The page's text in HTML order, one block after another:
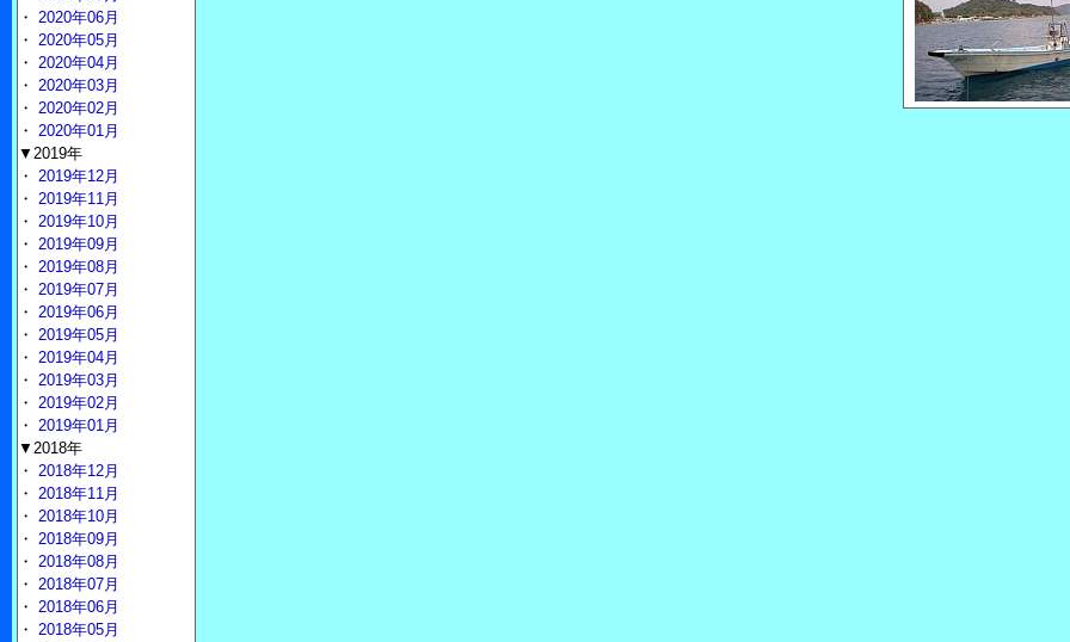
・ 2020年06月
・ 2020年05月
・ 2020年04月
・ 2020年03月
・ 2020年02月
・ 2020年01月
▼2019年
・ 2019年12月
・ 2019年11月
・ 2019年10月
・ 2019年09月
・ 2019年08月
・ 2019年07月
・ 2019年06月
・ 2019年05月
・ 2019年04月
・ 2019年03月
・ 2019年02月
・ 2019年01月
▼2018年
・ 2018年12月
・ 2018年11月
・ 2018年10月
・ 2018年09月
・ 2018年08月
・ 2018年07月
・ 2018年06月
・ 2018年05月